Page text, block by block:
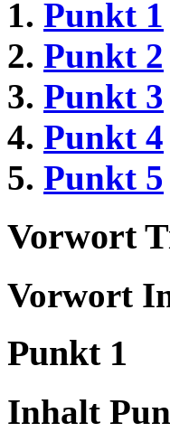
Punkt 1
Punkt 2
Punkt 3
Punkt 4
Punkt 5
Vorwort
Vorwort
Punkt 1
Inhalt